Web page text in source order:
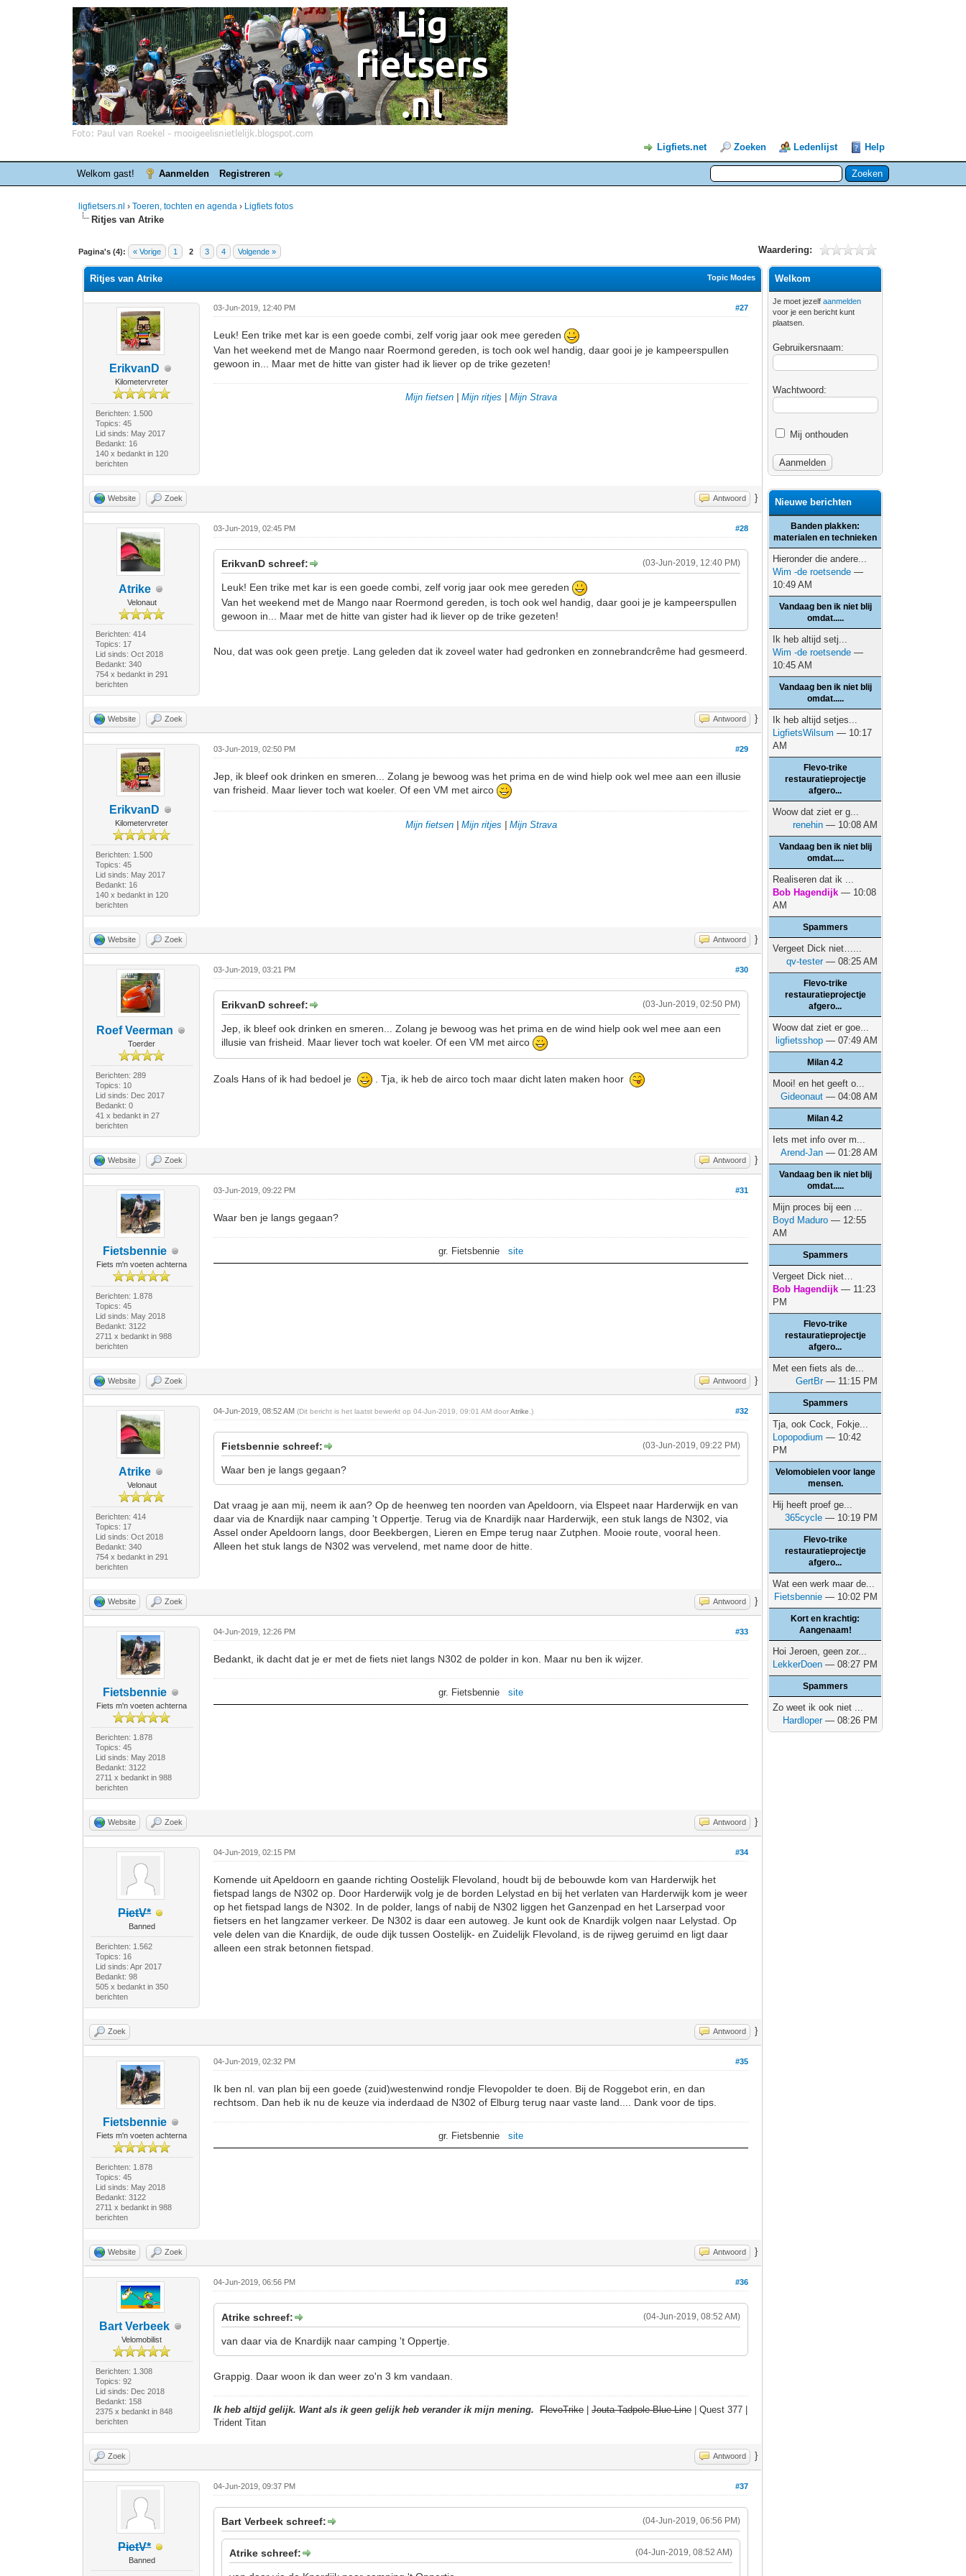
Ligfiets.net Zoeken Ledenlijst Help
Welkom gast! Aanmelden Registreren
ligfietsers.nl ›Toeren, tochten en agenda › Ligfiets fotos
Ritjes van Atrike
Pagina's (4): « Vorige 1 2 3 4 Volgende » Waardering:
0 stemmen - gemiddelde waardering is 0
1
2
3
4
5
Topic Modes
Ritjes van Atrike
ErikvanD
Kilometervreter
Berichten: 1.500
Topics: 45
Lid sinds: May 2017
Bedankt: 16
140 x bedankt in 120
berichten
#27
03-Jun-2019, 12:40 PM
Leuk! Een trike met kar is een goede combi, zelf vorig jaar ook mee gereden
Van het weekend met de Mango naar Roermond gereden, is toch ook wel handig, daar gooi je je kampeerspullen
gewoon in... Maar met de hitte van gister had ik liever op de trike gezeten!
Mijn fietsen| Mijn ritjes Mijn Strava
Website Zoek Antwoord }
Atrike
Velonaut
Berichten: 414
Topics: 17
Lid sinds: Oct 2018
Bedankt: 340
754 x bedankt in 291
berichten
#28
03-Jun-2019, 02:45 PM
(03-Jun-2019, 12:40 PM)
ErikvanD schreef:
Leuk! Een trike met kar is een goede combi, zelf vorig jaar ook mee gereden
Van het weekend met de Mango naar Roermond gereden, is toch ook wel handig, daar gooi je je kampeerspullen
gewoon in... Maar met de hitte van gister had ik liever op de trike gezeten!
Nou, dat was ook geen pretje. Lang geleden dat ik zoveel water had gedronken en zonnebrandcrême had gesmeerd.
Website Zoek Antwoord }
ErikvanD
Kilometervreter
Berichten: 1.500
Topics: 45
Lid sinds: May 2017
Bedankt: 16
140 x bedankt in 120
berichten
#29
03-Jun-2019, 02:50 PM
Jep, ik bleef ook drinken en smeren... Zolang je bewoog was het prima en de wind hielp ook wel mee aan een illusie
van frisheid. Maar liever toch wat koeler. Of een VM met airco
Mijn fietsen| Mijn ritjes Mijn Strava
Website Zoek Antwoord }
Roef Veerman
Toerder
Berichten: 289
Topics: 10
Lid sinds: Dec 2017
Bedankt: 0
41 x bedankt in 27
berichten
#30
03-Jun-2019, 03:21 PM
(03-Jun-2019, 02:50 PM)
ErikvanD schreef:
Jep, ik bleef ook drinken en smeren... Zolang je bewoog was het prima en de wind hielp ook wel mee aan een
illusie van frisheid. Maar liever toch wat koeler. Of een VM met airco
Zoals Hans of ik had bedoel je . Tja, ik heb de airco toch maar dicht laten maken hoor
Website Zoek Antwoord }
Fietsbennie
Fiets m'n voeten achterna
Berichten: 1.878
Topics: 45
Lid sinds: May 2018
Bedankt: 3122
2711 x bedankt in 988
berichten
#31
03-Jun-2019, 09:22 PM
Waar ben je langs gegaan?
gr. Fietsbenniesite
Website Zoek Antwoord }
Atrike
Velonaut
Berichten: 414
Topics: 17
Lid sinds: Oct 2018
Bedankt: 340
754 x bedankt in 291
berichten
#32
04-Jun-2019, 08:52 AM(Dit bericht is het laatst bewerkt op 04-Jun-2019, 09:01 AM doorAtrike .)
(03-Jun-2019, 09:22 PM)
Fietsbennie schreef:
Waar ben je langs gegaan?
Dat vraag je aan mij, neem ik aan? Op de heenweg ten noorden van Apeldoorn, via Elspeet naar Harderwijk en van
daar via de Knardijk naar camping 't Oppertje. Terug via de Knardijk naar Harderwijk, een stuk langs de N302, via
Assel onder Apeldoorn langs, door Beekbergen, Lieren en Empe terug naar Zutphen. Mooie route, vooral heen.
Alleen het stuk langs de N302 was vervelend, met name door de hitte.
Website Zoek Antwoord }
Fietsbennie
Fiets m'n voeten achterna
Berichten: 1.878
Topics: 45
Lid sinds: May 2018
Bedankt: 3122
2711 x bedankt in 988
berichten
#33
04-Jun-2019, 12:26 PM
Bedankt, ik dacht dat je er met de fiets niet langs N302 de polder in kon. Maar nu ben ik wijzer.
gr. Fietsbenniesite
Website Zoek Antwoord }
PietV*
Banned
Berichten: 1.562
Topics: 16
Lid sinds: Apr 2017
Bedankt: 98
505 x bedankt in 350
berichten
#34
04-Jun-2019, 02:15 PM
Komende uit Apeldoorn en gaande richting Oostelijk Flevoland, houdt bij de bebouwde kom van Harderwijk het
fietspad langs de N302 op. Door Harderwijk volg je de borden Lelystad en bij het verlaten van Harderwijk kom je weer
op het fietspad langs de N302. In de polder, langs of nabij de N302 liggen het Ganzenpad en het Larserpad voor
fietsers en het langzamer verkeer. De N302 is daar een autoweg. Je kunt ook de Knardijk volgen naar Lelystad. Op
vele delen van die Knardijk, de oude dijk tussen Oostelijk- en Zuidelijk Flevoland, is de rijweg geruimd en ligt daar
alleen een strak betonnen fietspad.
Zoek Antwoord }
Fietsbennie
Fiets m'n voeten achterna
Berichten: 1.878
Topics: 45
Lid sinds: May 2018
Bedankt: 3122
2711 x bedankt in 988
berichten
#35
04-Jun-2019, 02:32 PM
Ik ben nl. van plan bij een goede (zuid)westenwind rondje Flevopolder te doen. Bij de Roggebot erin, en dan
rechtsom. Dan heb ik nu de keuze via inderdaad de N302 of Elburg terug naar vaste land.... Dank voor de tips.
gr. Fietsbenniesite
Website Zoek Antwoord }
Bart Verbeek
Velomobilist
Berichten: 1.308
Topics: 92
Lid sinds: Dec 2018
Bedankt: 158
2375 x bedankt in 848
berichten
#36
04-Jun-2019, 06:56 PM
(04-Jun-2019, 08:52 AM)
Atrike schreef:
van daar via de Knardijk naar camping 't Oppertje.
Grappig. Daar woon ik dan weer zo'n 3 km vandaan.
Ik heb altijd gelijk. Want als ik geen gelijk heb verander ik mijn mening. FlevoTrike|Jouta Tadpole Blue Line| Quest 377 |
Trident Titan
Zoek Antwoord }
PietV*
Banned
#37
04-Jun-2019, 09:37 PM
(04-Jun-2019, 06:56 PM)
Bart Verbeek schreef:
(04-Jun-2019, 08:52 AM)
Atrike schreef:
Welkom
Je moet jezelfaanmelden
voor je een bericht kunt
plaatsen.
Gebruikersnaam:
Wachtwoord:
Mij onthouden
Nieuwe berichten
Banden plakken:
materialen en technieken
Hieronder die andere...
Wim -de roetsende —
10:49 AM
Vandaag ben ik niet blij
omdat.....
Ik heb altijd setj...
Wim -de roetsende —
10:45 AM
Vandaag ben ik niet blij
omdat.....
Ik heb altijd setjes...
LigfietsWilsum — 10:17
AM
Flevo-trike
restauratieprojectje
afgero...
Woow dat ziet er g...
renehin — 10:08 AM
Vandaag ben ik niet blij
omdat.....
Realiseren dat ik ...
Bob Hagendijk — 10:08
AM
Spammers
Vergeet Dick niet…...
qv-tester— 08:25 AM
Flevo-trike
restauratieprojectje
afgero...
Woow dat ziet er goe...
ligfietsshop — 07:49 AM
Milan 4.2
Mooi! en het geeft o...
Gideonaut — 04:08 AM
Milan 4.2
Iets met info over m...
Arend-Jan — 01:28 AM
Vandaag ben ik niet blij
omdat.....
Mijn proces bij een ...
Boyd Maduro — 12:55
AM
Spammers
Vergeet Dick niet…
Bob Hagendijk — 11:23
PM
Flevo-trike
restauratieprojectje
afgero...
Met een fiets als de...
GertBr— 11:15 PM
Spammers
Tja, ook Cock, Fokje...
Lopopodium — 10:42
PM
Velomobielen voor lange
mensen.
Hij heeft proef ge...
365cycle — 10:19 PM
Flevo-trike
restauratieprojectje
afgero...
Wat een werk maar de...
Fietsbennie — 10:02 PM
Kort en krachtig:
Aangenaam!
Hoi Jeroen, geen zor...
LekkerDoen — 08:27 PM
Spammers
Zo weet ik ook niet ...
Hardloper— 08:26 PM